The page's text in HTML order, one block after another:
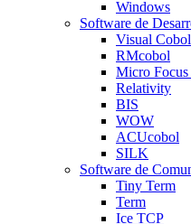
Windows
Software de
Visual Cobol
RMcobol
Micro
Relativity
BIS
WOW
ACUcobol
SILK
Software de
Tiny Term
Term
Ice TCP